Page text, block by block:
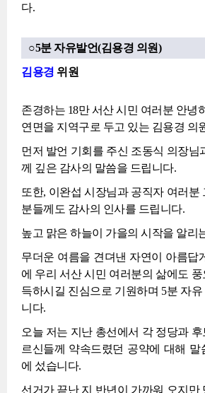
다.
○5분 자유발언(김용경 의원)
김용경 위원
존경하는 18만 서산 시민 여러분 안녕
연면을 지역구로 두고 있는 김용경 의
먼저 발언 기회를 주신 조동식 의장님
께 깊은 감사의 말씀을 드립니다.
또한, 이완섭 시장님과 공직자 여러분
분들께도 감사의 인사를 드립니다.
높고 맑은 하늘이 가을의 시작을 알리
무더운 여름을 견뎌낸 자연이 아름답
에 우리 서산 시민 여러분의 삶에도
득하시길 진심으로 기원하며 5분 자
니다.
오늘 저는 지난 총선에서 각 정당과
르신들께 약속드렸던 공약에 대해 말
에 섰습니다.
선거가 끝난 지 반년이 가까워 오지만